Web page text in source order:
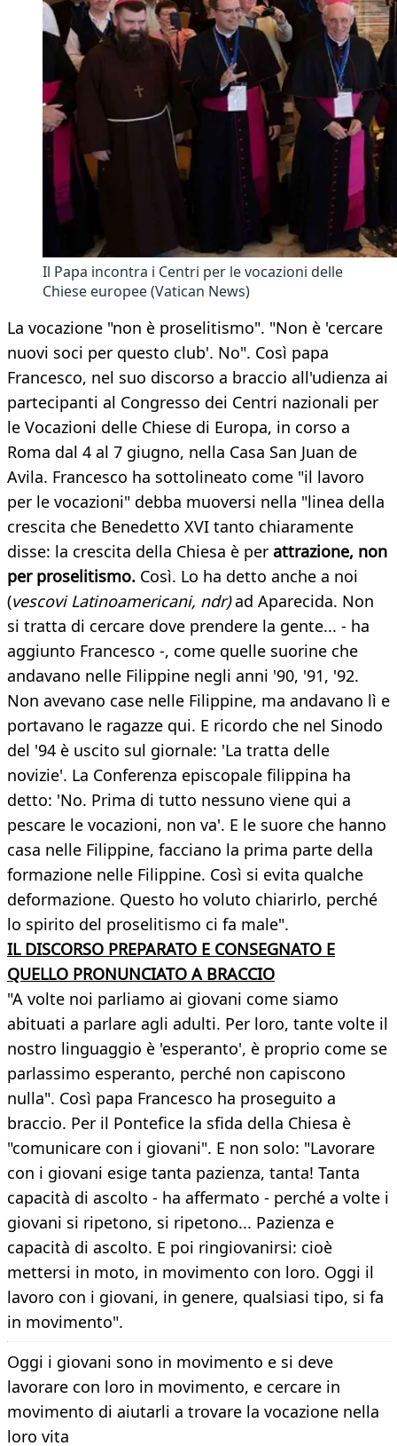
Il Papa incontra i Centri per le vocazioni delle
Chiese europee (Vatican News)
La vocazione "non è proselitismo". "Non è 'cercare
nuovi soci per questo club'. No". Così papa
Francesco, nel suo discorso a braccio all'udienza ai
partecipanti al Congresso dei Centri nazionali per
le Vocazioni delle Chiese di Europa, in corso a
Roma dal 4 al 7 giugno, nella Casa San Juan de
Avila. Francesco ha sottolineato come "il lavoro
per le vocazioni" debba muoversi nella "linea della
crescita che Benedetto XVI tanto chiaramente
disse: la crescita della Chiesa è per attrazione, non
per proselitismo. Così. Lo ha detto anche a noi
(vescovi Latinoamericani, ndr)ad Aparecida. Non
si tratta di cercare dove prendere la gente... - ha
aggiunto Francesco -, come quelle suorine che
andavano nelle Filippine negli anni '90, '91, '92.
Non avevano case nelle Filippine, ma andavano lì e
portavano le ragazze qui. E ricordo che nel Sinodo
del '94 è uscito sul giornale: 'La tratta delle
novizie'. La Conferenza episcopale filippina ha
detto: 'No. Prima di tutto nessuno viene qui a
pescare le vocazioni, non va'. E le suore che hanno
casa nelle Filippine, facciano la prima parte della
formazione nelle Filippine. Così si evita qualche
deformazione. Questo ho voluto chiarirlo, perché
lo spirito del proselitismo ci fa male".
IL DISCORSO PREPARATO E CONSEGNATO E
QUELLO PRONUNCIATO A BRACCIO
"A volte noi parliamo ai giovani come siamo
abituati a parlare agli adulti. Per loro, tante volte il
nostro linguaggio è 'esperanto', è proprio come se
parlassimo esperanto, perché non capiscono
nulla". Così papa Francesco ha proseguito a
braccio. Per il Pontefice la sfida della Chiesa è
"comunicare con i giovani". E non solo: "Lavorare
con i giovani esige tanta pazienza, tanta! Tanta
capacità di ascolto - ha affermato - perché a volte i
giovani si ripetono, si ripetono... Pazienza e
capacità di ascolto. E poi ringiovanirsi: cioè
mettersi in moto, in movimento con loro. Oggi il
lavoro con i giovani, in genere, qualsiasi tipo, si fa
in movimento".
Oggi i giovani sono in movimento e si deve
lavorare con loro in movimento, e cercare in
movimento di aiutarli a trovare la vocazione nella
loro vita